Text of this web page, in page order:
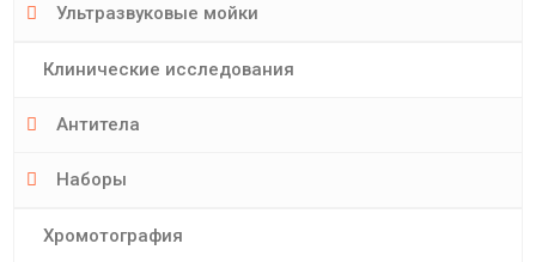
Ультразвуковые мойки
Клинические исследования
Антитела
Наборы
Хромотография